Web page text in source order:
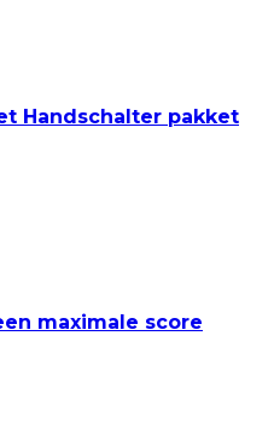
Handschalter pakket
maximale score